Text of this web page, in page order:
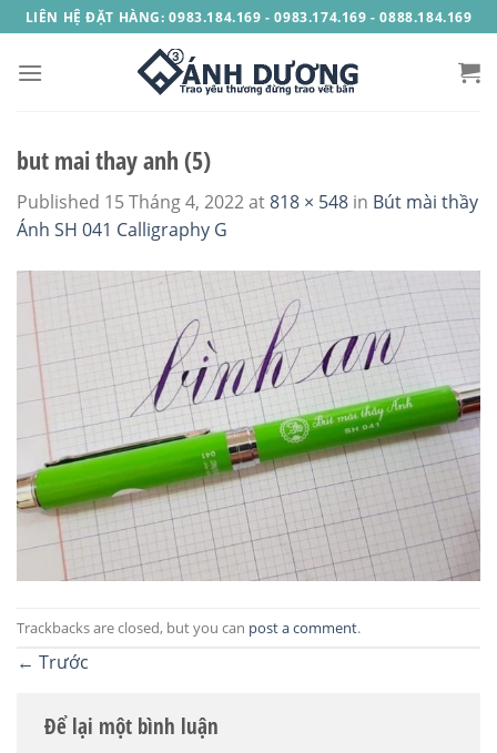
Skip
to
content
LIÊN HỆ ĐẶT HÀNG: 0983.184.169 - 0983.174.169 - 0888.184.169
but mai thay anh (5)
Published 15 Tháng 4, 2022at818 × 548 in Bút mài thầy
Ánh SH 041 Calligraphy G
Trackbacks are closed, but you can post a comment.
← Trước
Để lại một bình luận